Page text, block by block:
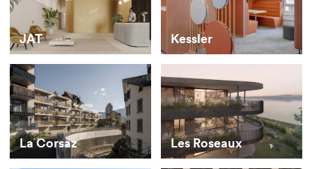
JAT Kessler
La Corsaz Les Roseaux